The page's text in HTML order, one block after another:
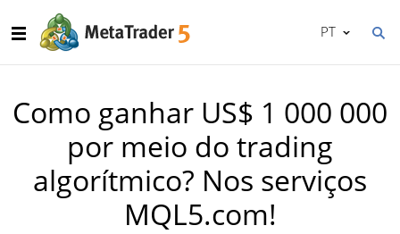
PT
Como ganhar US$ 1 000 000
por meio do trading
algorítmico? Nos serviços
MQL5.com!